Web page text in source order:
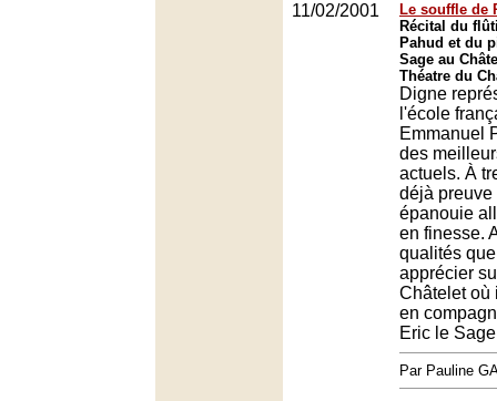
11/02/2001
Le souffle de
Récital du
Pahud et du
Sage au
Théatre du
Digne
l'école
Emmanuel
des
actuels. À
déjà
épanouie
en finesse.
qualités
apprécier
Châtelet où
en
Eric le
Par Pauline